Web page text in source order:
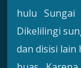
hulu
Dikelilingi
dan disisi